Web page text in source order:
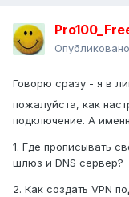
Опубликовано
Говорю сразу - я в
пожалуйста, как
подключение. А
1. Где прописывать
шлюз и DNS сервер?
2. Как создать VPN